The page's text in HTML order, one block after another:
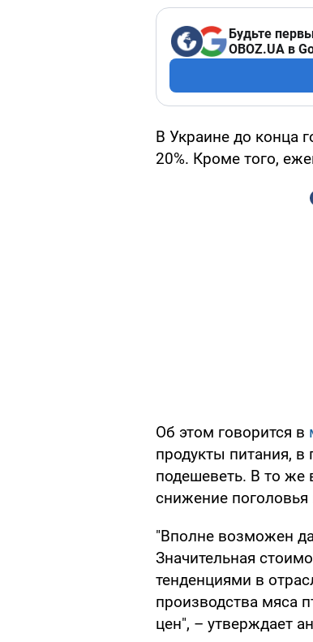
Будьте
OBOZ.UA в
В Украине до конца
20%. Кроме того,
Об этом говорится в
продукты питания,
подешеветь. В то же
снижение поголовья
"Вполне возможен
Значительная
тенденциями в
производства мяса
цен", – утверждает